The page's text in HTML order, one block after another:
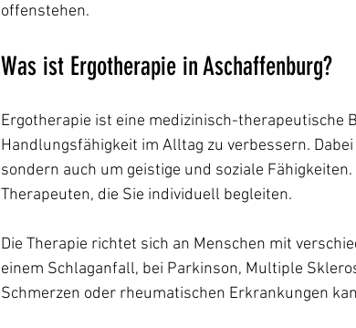
offenstehen.
Was ist Ergotherapie in Aschaffenburg?
Ergotherapie ist eine medizinisch-therapeutische
Handlungsfähigkeit im Alltag zu verbessern.
sondern auch um geistige und soziale
Therapeuten, die Sie individuell begleiten.
Die Therapie richtet sich an Menschen mit
einem Schlaganfall, bei Parkinson, Multiple
Schmerzen oder rheumatischen Erkrankungen